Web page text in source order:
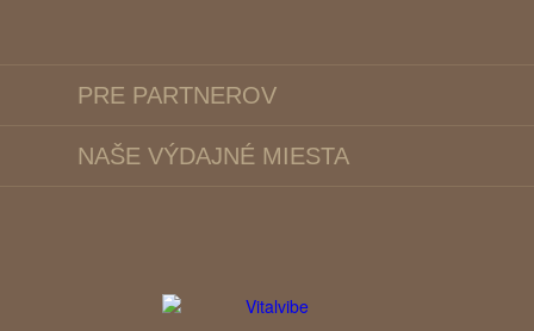
PRE PARTNEROV
NAŠE VÝDAJNÉ MIESTA